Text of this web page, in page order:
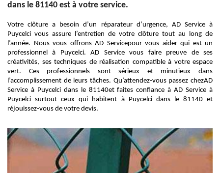
dans le 81140 est à votre service.
Votre clôture a besoin d’un réparateur d’urgence, AD Service à
Puycelci vous assure l’entretien de votre clôture tout au long de
l’année. Nous vous offrons AD Servicepour vous aider qui est un
professionnel à Puycelci. AD Service vous faire preuve de ses
créativités, ses techniques de réalisation compatible à votre espace
vert. Ces professionnels sont sérieux et minutieux dans
l’accomplissement de leurs tâches. Qu’attendez-vous passez chezAD
Service à Puycelci dans le 81140et faites confiance à AD Service à
Puycelci surtout ceux qui habitent à Puycelci dans le 81140 et
réjouissez-vous de votre devis.